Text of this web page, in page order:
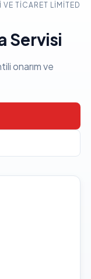
TICARET LIMITED
Servisi
onarım ve